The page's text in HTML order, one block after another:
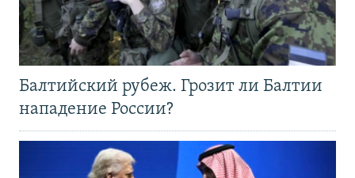
Балтийский рубеж. Грозит ли Балтии
нападение России?